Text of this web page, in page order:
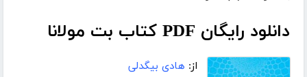
دانلود رایگان PDF کتاب بت مولانا
از: هادی بیگدلی